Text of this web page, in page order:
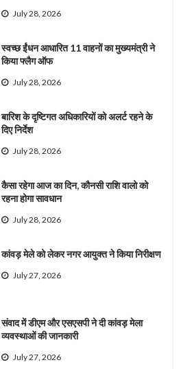
July 28, 2026
स्वच्छ ईंधन आधारित 11 वाहनों का मुख्यमंत्री ने
किया फ्लैग ऑफ
July 28, 2026
बारिश के दृष्टिगत अधिकारियों को अलर्ट रहने के
दिए निर्देश
July 28, 2026
कैसा रहेगा आज का दिन, कौनसी राशि वालो को
रहना होगा सावधान
July 28, 2026
कांवड़ मेले को लेकर नगर आयुक्त ने किया निरीक्षण
July 27, 2026
संवाद में डीएम और एसएसपी ने दी कांवड़ मेला
व्यवस्थाओं की जानकारी
July 27, 2026